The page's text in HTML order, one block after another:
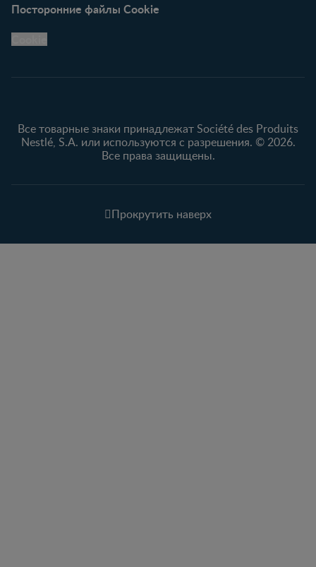
Посторонние файлы Cookie
Все товарные знаки принадлежат Société des Produits
Nestlé, S.A. или используются с разрешения. © 2026.
Все права защищены.
Прокрутить наверх